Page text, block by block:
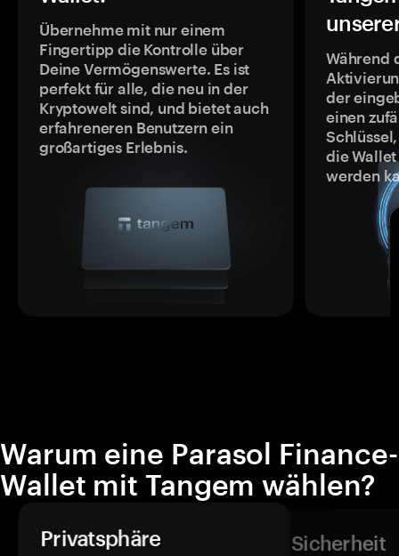
Übernehme mit nur einem
Fingertipp die Kontrolle über
Deine Vermögenswerte. Es ist
perfekt für alle, die neu in der
Kryptowelt sind, und bietet auch
erfahreneren Benutzern ein
großartiges Erlebnis.
Während
der
einen
die
werden
Warum eine Parasol Finance-
Wallet mit Tangem wählen?
Privatsphäre Sicherheit